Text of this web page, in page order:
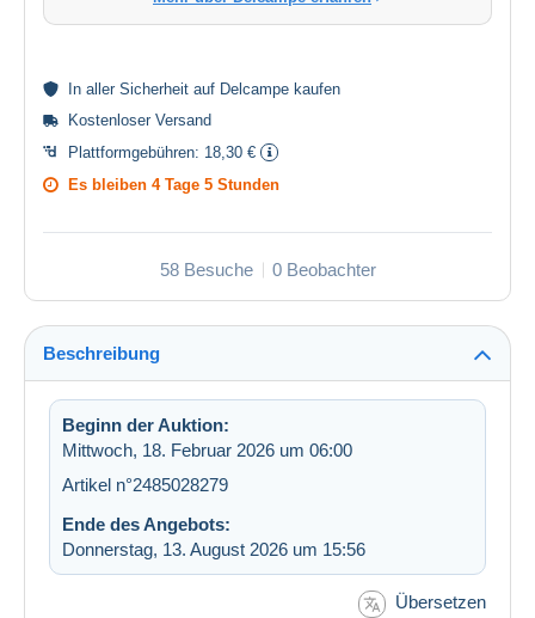
In aller Sicherheit auf Delcampe kaufen
Kostenloser Versand
Plattformgebühren: 18,30 €
Es bleiben 4 Tage 5 Stunden
58 Besuche 0 Beobachter
Beschreibung
Beginn der Auktion:
Mittwoch, 18. Februar 2026 um 06:00
Artikel n°2485028279
Ende des Angebots:
Donnerstag, 13. August 2026 um 15:56
Übersetzen